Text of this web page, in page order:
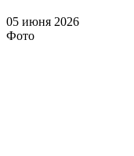
05 июня 2026
Фото